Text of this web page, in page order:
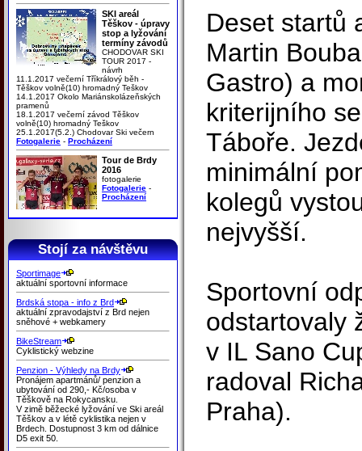
SKI areál
Těškov - úpravy
stop a lyžování
termíny závodů
CHODOVAR SKI
TOUR 2017 -
návrh
11.1.2017 večerní Tříkrálový běh -
Těškov volně(10) hromadný Teškov
14.1.2017 Okolo Mariánskolázeňských
pramenů
18.1.2017 večerní závod Těškov
volně(10) hromadný Teškov
25.1.2017(5.2.) Chodovar Ski večern
Fotogalerie - Procházení
Tour de Brdy
2016
fotogalerie
Fotogalerie -
Procházení
Stojí za návštěvu
Sportimage
aktuální sportovní informace
Brdská stopa - info z Brd
aktuální zpravodajství z Brd nejen
sněhové + webkamery
BikeStream
Cyklistický webzine
Penzion - Výhledy na Brdy
Pronájem apartmánů/ penzion a
ubytování od 290,- Kč/osoba v
Těškově na Rokycansku.
V zimě běžecké lyžování ve Ski areál
Těškov a v létě cyklistika nejen v
Brdech. Dostupnost 3 km od dálnice
D5 exit 50.
Deset startů
Martin
Gastro) a
kriterijního
Táboře.
minimální
kolegů
nejvyšší.
Sportovní
odstartovaly
v IL Sano
radoval
Praha).